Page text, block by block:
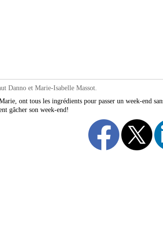
Danno et Marie-Isabelle Massot.
ont tous les ingrédients pour passer un week-end
gâcher son week-end!